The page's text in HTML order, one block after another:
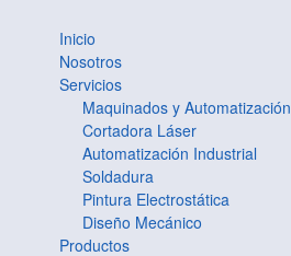
Inicio
Nosotros
Servicios
Maquinados y Automatización
Cortadora Láser
Automatización Industrial
Soldadura
Pintura Electrostática
Diseño Mecánico
Productos